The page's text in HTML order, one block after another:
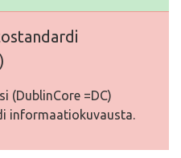
(DublinCore =DC)
informaatiokuvausta.